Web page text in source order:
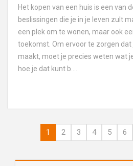
Het kopen van een huis is een van
beslissingen die je in je leven zult
een plek om te wonen, maar ook
toekomst. Om ervoor te zorgen dat
maakt, moet je precies weten wat
hoe je dat kunt b....
1 2 3 4 5 6